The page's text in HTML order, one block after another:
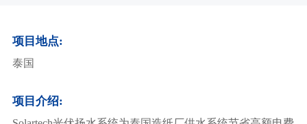
项目地点:
泰国
项目介绍: